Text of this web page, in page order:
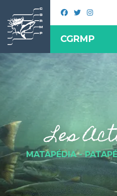
CGRMP
Les
MATAPÉDIA -